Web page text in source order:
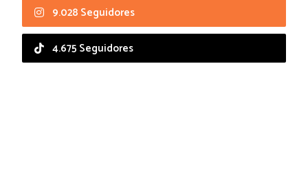
9.028 Seguidores
4.675 Seguidores